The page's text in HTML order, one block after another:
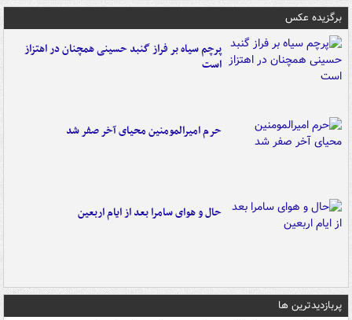
برگزیده عکس
پرچم سیاه بر فراز گنبد حسینی همچنان در اهتزاز
است
حرم امیرالمومنین محیای آخر صفر شد
حال و هوای سامرا بعد از ایام اربعین
پربازدیدترین ها